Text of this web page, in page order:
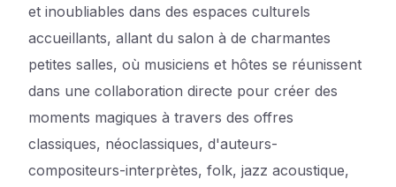
et inoubliables dans des espaces culturels
accueillants, allant du salon à de charmantes
petites salles, où musiciens et hôtes se réunissent
dans une collaboration directe pour créer des
moments magiques à travers des offres
classiques, néoclassiques, d'auteurs-
compositeurs-interprètes, folk, jazz acoustique,